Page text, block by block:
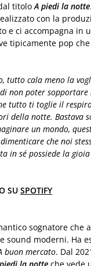
titoloA piedi la notte.
con la
e ci accompagna in
tipicamente pop
tutto cala meno la
non poter sopportare
tutto ti toglie il
della notte. Bastava
un mondo,
che noi
in sé possiede la gioia
SU SPOTIFY
sognatore che
sound moderni. Ha
buon mercato. Dal